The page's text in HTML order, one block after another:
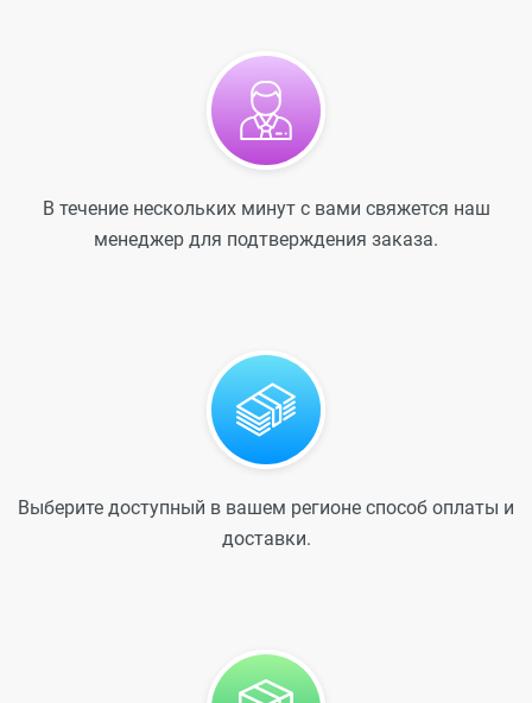
В течение нескольких минут с вами свяжется наш
менеджер для подтверждения заказа.
Выберите доступный в вашем регионе способ оплаты и
доставки.